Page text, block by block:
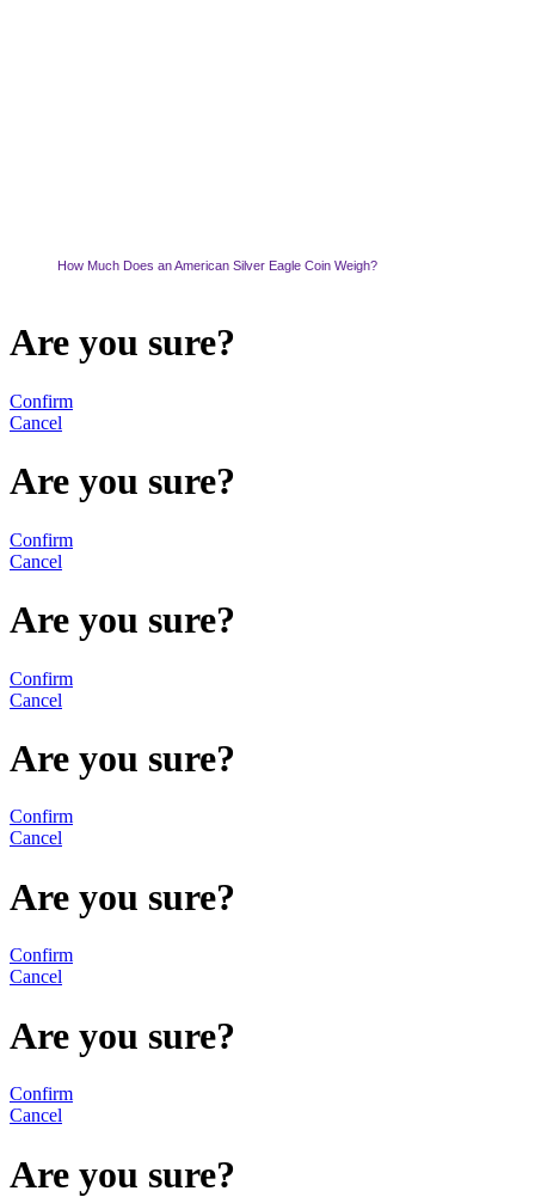
How Much Does an American Silver Eagle Coin Weigh?
Are you sure?
Confirm
Cancel
Are you sure?
Confirm
Cancel
Are you sure?
Confirm
Cancel
Are you sure?
Confirm
Cancel
Are you sure?
Confirm
Cancel
Are you sure?
Confirm
Cancel
Are you sure?